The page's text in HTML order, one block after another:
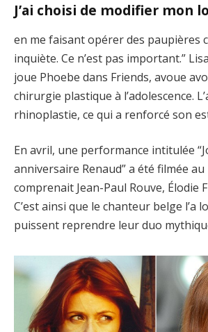
J’ai choisi de modifier mon
en me faisant opérer des paupières
inquiète. Ce n’est pas important.”
joue Phoebe dans Friends, avoue
chirurgie plastique à l’adolescence.
rhinoplastie, ce qui a renforcé son
En avril, une performance intitulée
anniversaire Renaud” a été filmée
comprenait Jean-Paul Rouve, Élodie
C’est ainsi que le chanteur belge l’a
puissent reprendre leur duo